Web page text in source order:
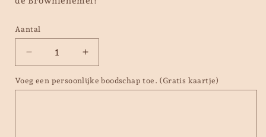
Aantal
Aantal
verlagen
voor
Blondie
Aantal
verhogen
voor
Blondie
Voeg een persoonlijke boodschap toe. (Gratis kaartje)